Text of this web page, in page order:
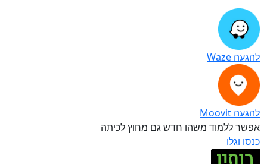
להגעה Waze
להגעה Moovit
אפשר ללמוד משהו חדש גם מחוץ לכיתה
כנסו וגלו